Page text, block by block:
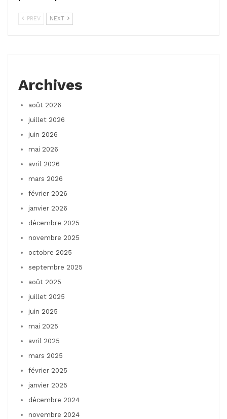
PREV NEXT
Archives
août 2026
juillet 2026
juin 2026
mai 2026
avril 2026
mars 2026
février 2026
janvier 2026
décembre 2025
novembre 2025
octobre 2025
septembre 2025
août 2025
juillet 2025
juin 2025
mai 2025
avril 2025
mars 2025
février 2025
janvier 2025
décembre 2024
novembre 2024